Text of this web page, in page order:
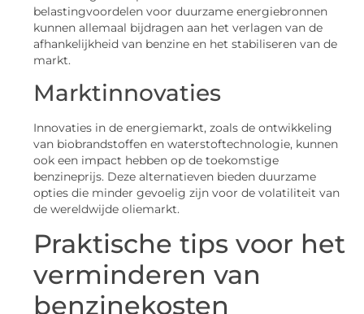
belastingvoordelen voor duurzame energiebronnen
kunnen allemaal bijdragen aan het verlagen van de
afhankelijkheid van benzine en het stabiliseren van de
markt.
Marktinnovaties
Innovaties in de energiemarkt, zoals de ontwikkeling
van biobrandstoffen en waterstoftechnologie, kunnen
ook een impact hebben op de toekomstige
benzineprijs. Deze alternatieven bieden duurzame
opties die minder gevoelig zijn voor de volatiliteit van
de wereldwijde oliemarkt.
Praktische tips voor het
verminderen van
benzinekosten